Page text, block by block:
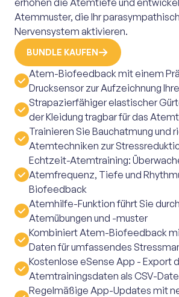
erhöhen die Atemtiefe und
Atemmuster, die Ihr
Nervensystem aktivieren.
BUNDLE KAUFEN
Atem-Biofeedback mit einem
Drucksensor zur Aufzeichnung
Strapazierfähiger elastischer
der Kleidung tragbar für das
Trainieren Sie Bauchatmung und
Atemtechniken zur
Echtzeit-Atemtraining:
Atemfrequenz, Tiefe und
Biofeedback
Atemhilfe-Funktion führt Sie
Atemübungen und -muster
Kombiniert Atem-Biofeedback
Daten für umfassendes
Kostenlose eSense App - Export
Atemtrainingsdaten als CSV-
Regelmäßige App-Updates mit